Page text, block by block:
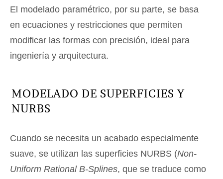
El modelado paramétrico, por su parte, se basa
en ecuaciones y restricciones que permiten
modificar las formas con precisión, ideal para
ingeniería y arquitectura.
MODELADO DE SUPERFICIES Y
NURBS
Cuando se necesita un acabado especialmente
suave, se utilizan las superficies NURBS (Non-
Uniform Rational B-Splines, que se traduce como